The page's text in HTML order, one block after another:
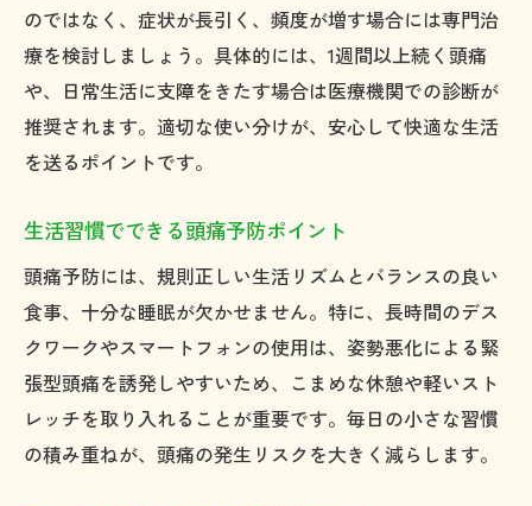
のではなく、症状が長引く、頻度が増す場合には専門治
療を検討しましょう。具体的には、1週間以上続く頭痛
や、日常生活に支障をきたす場合は医療機関での診断が
推奨されます。適切な使い分けが、安心して快適な生活
を送るポイントです。
生活習慣でできる頭痛予防ポイント
頭痛予防には、規則正しい生活リズムとバランスの良い
食事、十分な睡眠が欠かせません。特に、長時間のデス
クワークやスマートフォンの使用は、姿勢悪化による緊
張型頭痛を誘発しやすいため、こまめな休憩や軽いスト
レッチを取り入れることが重要です。毎日の小さな習慣
の積み重ねが、頭痛の発生リスクを大きく減らします。